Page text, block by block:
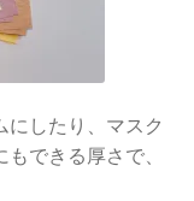
したり、マスク
できる厚さで、